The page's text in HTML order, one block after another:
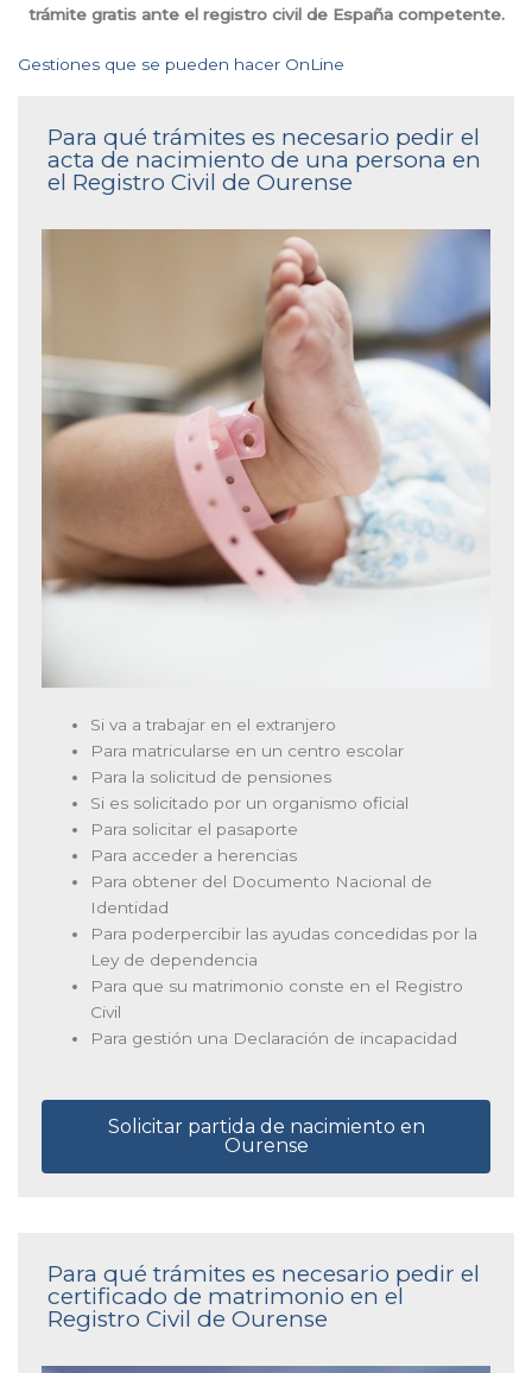
trámite gratis ante el registro civil de España competente.
Gestiones que se pueden hacer OnLine
Para qué trámites es necesario pedir el
acta de nacimiento de una persona en
el Registro Civil de Ourense
Si va a trabajar en el extranjero
Para matricularse en un centro escolar
Para la solicitud de pensiones
Si es solicitado por un organismo oficial
Para solicitar el pasaporte
Para acceder a herencias
Para obtener del Documento Nacional de
Identidad
Para poderpercibir las ayudas concedidas por la
Ley de dependencia
Para que su matrimonio conste en el Registro
Civil
Para gestión una Declaración de incapacidad
Solicitar partida de nacimiento en
Ourense
Para qué trámites es necesario pedir el
certificado de matrimonio en el
Registro Civil de Ourense